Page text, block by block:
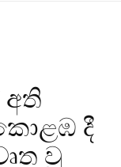
දී
වූ